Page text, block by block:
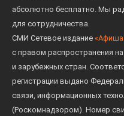
абсолютно бесплатно. Мы
для сотрудничества.
СМИ Сетевое издание «Афиша
с правом распространения
и зарубежных стран.
регистрации выдано
связи, информационных
(Роскомнадзором). Номер